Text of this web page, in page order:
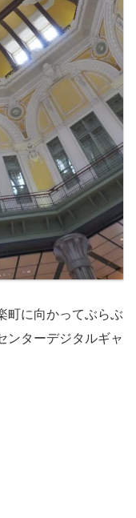
町に向かってぶらぶ
ンターデジタルギャ